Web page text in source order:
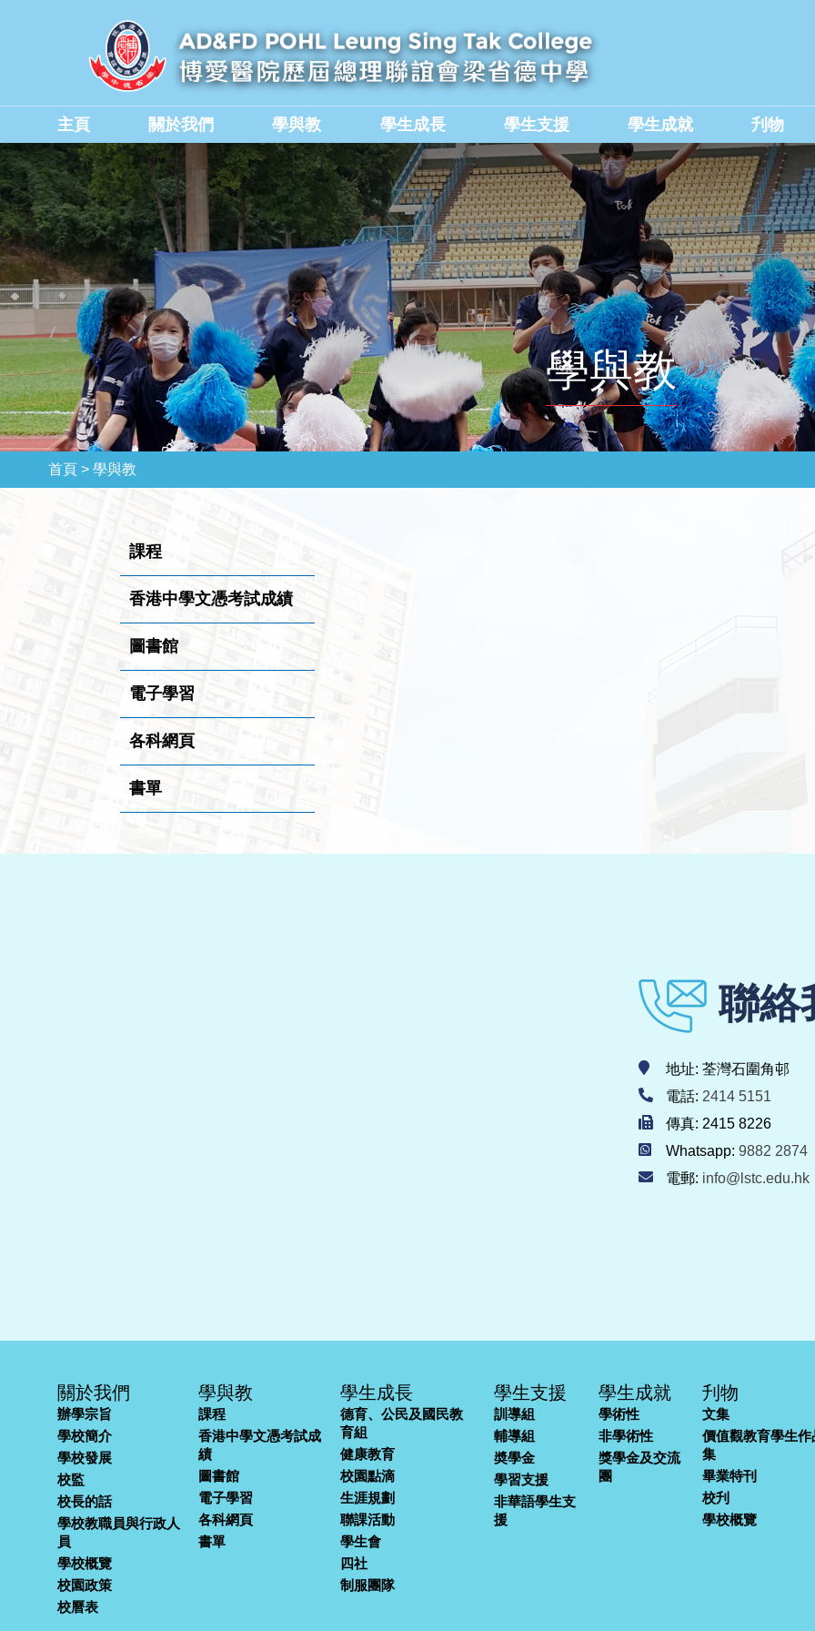
主頁 關於我們 學與教 學生成長 學生支援 學生成就 刋物
學與教
首頁 > 學與教
課程
香港中學文憑考試成績
圖書館
電子學習
各科網頁
書單
聯絡
地址: 荃灣石圍角邨
電話: 2414 5151
傳真: 2415 8226
Whatsapp: 9882 2874
電郵: info@lstc.edu.hk
關於我們
辦學宗旨
學校簡介
學校發展
校監
校長的話
學校教職員與行政人
員
學校概覽
校園政策
校曆表
學與教
課程
香港中學文憑考試成
績
圖書館
電子學習
各科網頁
書單
學生成長
德育、公民及國民教
育組
健康教育
校園點滴
生涯規劃
聯課活動
學生會
四社
制服團隊
學生支援
訓導組
輔導組
奬學金
學習支援
非華語學生支
援
學生成就
學術性
非學術性
獎學金及交流
團
刋物
文集
價值觀教育學生作
集
畢業特刊
校刋
學校概覽